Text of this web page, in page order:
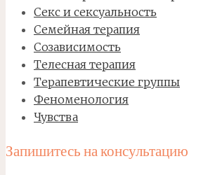
Секс и сексуальность
Семейная терапия
Созависимость
Телесная терапия
Терапевтические группы
Феноменология
Чувства
Запишитесь на консультацию